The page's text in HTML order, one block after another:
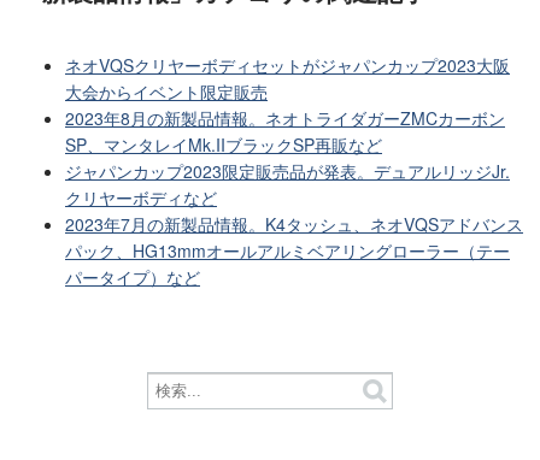
ネオVQSクリヤーボディセットがジャパンカップ2023大阪
大会からイベント限定販売
2023年8月の新製品情報。ネオトライダガーZMCカーボン
SP、マンタレイMk.IIブラックSP再販など
ジャパンカップ2023限定販売品が発表。デュアルリッジJr.
クリヤーボディなど
2023年7月の新製品情報。K4タッシュ、ネオVQSアドバンス
パック、HG13mmオールアルミベアリングローラー（テー
パータイプ）など